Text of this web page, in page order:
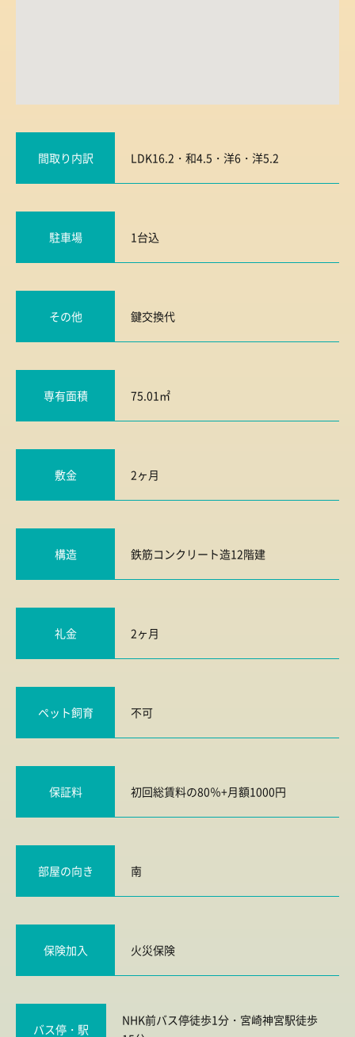
間取り内訳 LDK16.2・和4.5・洋6・洋5.2
駐車場 1台込
その他 鍵交換代
専有面積 75.01㎡
敷金 2ヶ月
構造 鉄筋コンクリート造12階建
礼金 2ヶ月
ペット飼育 不可
保証料 初回総賃料の80％+月額1000円
部屋の向き 南
保険加入 火災保険
バス停・駅
NHK前バス停徒歩1分・宮崎神宮駅徒歩